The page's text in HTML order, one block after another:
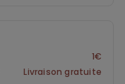
1€
Livraison gratuite